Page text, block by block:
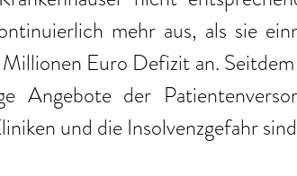
mehr aus, als sie
Euro Defizit an.
Angebote der
und die Insolvenzgefahr